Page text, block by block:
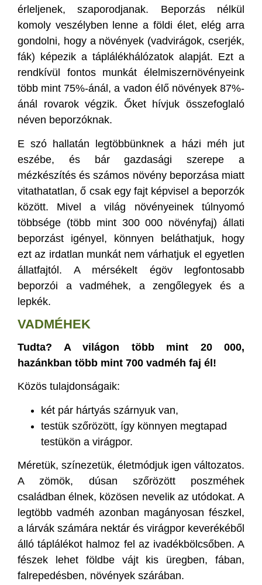
érleljenek, szaporodjanak. Beporzás nélkül
komoly veszélyben lenne a földi élet, elég arra
gondolni, hogy a növények (vadvirágok, cserjék,
fák) képezik a táplálékhálózatok alapját. Ezt a
rendkívül fontos munkát élelmiszernövényeink
több mint 75%-ánál, a vadon élő növények 87%-
ánál rovarok végzik. Őket hívjuk összefoglaló
néven beporzóknak.
E szó hallatán legtöbbünknek a házi méh jut
eszébe, és bár gazdasági szerepe a
mézkészítés és számos növény beporzása miatt
vitathatatlan, ő csak egy fajt képvisel a beporzók
között. Mivel a világ növényeinek túlnyomó
többsége (több mint 300 000 növényfaj) állati
beporzást igényel, könnyen beláthatjuk, hogy
ezt az irdatlan munkát nem várhatjuk el egyetlen
állatfajtól. A mérsékelt égöv legfontosabb
beporzói a vadméhek, a zengőlegyek és a
lepkék.
VADMÉHEK
Tudta? A világon több mint 20 000,
hazánkban több mint 700 vadméh faj él!
Közös tulajdonságaik:
két pár hártyás szárnyuk van,
testük szőrözött, így könnyen megtapad
testükön a virágpor.
Méretük, színezetük, életmódjuk igen változatos.
A zömök, dúsan szőrözött poszméhek
családban élnek, közösen nevelik az utódokat. A
legtöbb vadméh azonban magányosan fészkel,
a lárvák számára nektár és virágpor keverékéből
álló táplálékot halmoz fel az ivadékbölcsőben. A
fészek lehet földbe vájt kis üregben, fában,
falrepedésben, növények szárában.